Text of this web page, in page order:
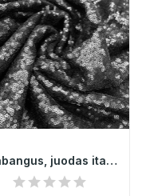
Prabangus, juodas itališkas audinys su...